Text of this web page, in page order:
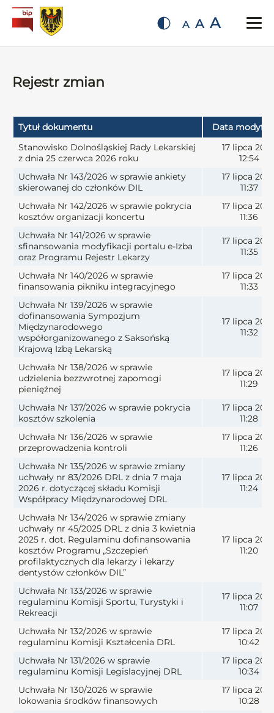
A A A
Rejestr zmian
Tytuł dokumentu
Data
Stanowisko Dolnośląskiej Rady Lekarskiej
z dnia 25 czerwca 2026 roku
17 lipca
12:54
Uchwała Nr 143/2026 w sprawie ankiety
skierowanej do członków DIL
17 lipca
11:37
Uchwała Nr 142/2026 w sprawie pokrycia
kosztów organizacji koncertu
17 lipca
11:36
Uchwała Nr 141/2026 w sprawie
sfinansowania modyfikacji portalu e-Izba
oraz Programu Rejestr Lekarzy
17 lipca
11:35
Uchwała Nr 140/2026 w sprawie
finansowania pikniku integracyjnego
17 lipca
11:33
Uchwała Nr 139/2026 w sprawie
dofinansowania Sympozjum
Międzynarodowego
współorganizowanego z Saksońską
Krajową Izbą Lekarską
17 lipca
11:32
Uchwała Nr 138/2026 w sprawie
udzielenia bezzwrotnej zapomogi
pieniężnej
17 lipca
11:29
Uchwała Nr 137/2026 w sprawie pokrycia
kosztów szkolenia
17 lipca
11:28
Uchwała Nr 136/2026 w sprawie
przeprowadzenia kontroli
17 lipca
11:26
Uchwała Nr 135/2026 w sprawie zmiany
uchwały nr 83/2026 DRL z dnia 7 maja
2026 r. dotyczącej składu Komisji
Współpracy Międzynarodowej DRL
17 lipca
11:24
Uchwała Nr 134/2026 w sprawie zmiany
uchwały nr 45/2025 DRL z dnia 3 kwietnia
2025 r. dot. Regulaminu dofinansowania
kosztów Programu „Szczepień
profilaktycznych dla lekarzy i lekarzy
dentystów członków DIL”
17 lipca
11:20
Uchwała Nr 133/2026 w sprawie
regulaminu Komisji Sportu, Turystyki i
Rekreacji
17 lipca
11:07
Uchwała Nr 132/2026 w sprawie
regulaminu Komisji Kształcenia DRL
17 lipca
10:42
Uchwała Nr 131/2026 w sprawie
regulaminu Komisji Legislacyjnej DRL
17 lipca
10:34
Uchwała Nr 130/2026 w sprawie
lokowania środków finansowych
17 lipca
10:28